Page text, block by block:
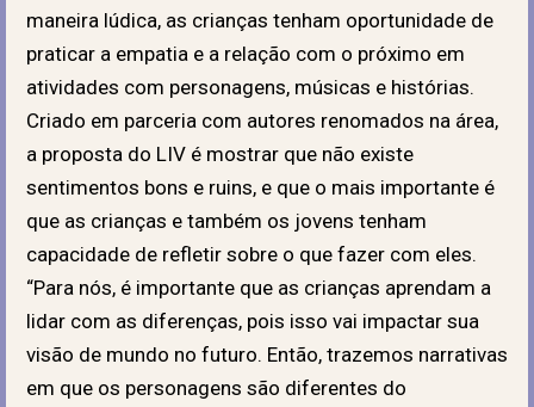
maneira lúdica, as crianças tenham oportunidade de
praticar a empatia e a relação com o próximo em
atividades com personagens, músicas e histórias.
Criado em parceria com autores renomados na área,
a proposta do LIV é mostrar que não existe
sentimentos bons e ruins, e que o mais importante é
que as crianças e também os jovens tenham
capacidade de refletir sobre o que fazer com eles.
“Para nós, é importante que as crianças aprendam a
lidar com as diferenças, pois isso vai impactar sua
visão de mundo no futuro. Então, trazemos narrativas
em que os personagens são diferentes do